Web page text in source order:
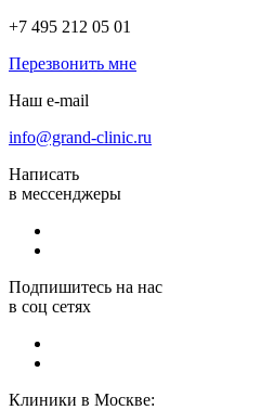
+7 495 212 05 01
Перезвонить мне
Наш e-mail
info@grand-clinic.ru
Написать
в мессенджеры
Подпишитесь на нас
в соц сетях
Клиники в Москве: